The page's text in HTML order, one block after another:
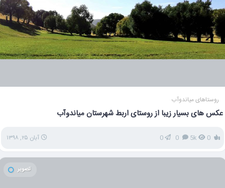
روستاهای میاندوآب
عکس های بسیار زیبا از روستای اربط شهرستان میاندوآب
5k
0 آبان ۲۵, ۱۳۹۸
تصویر